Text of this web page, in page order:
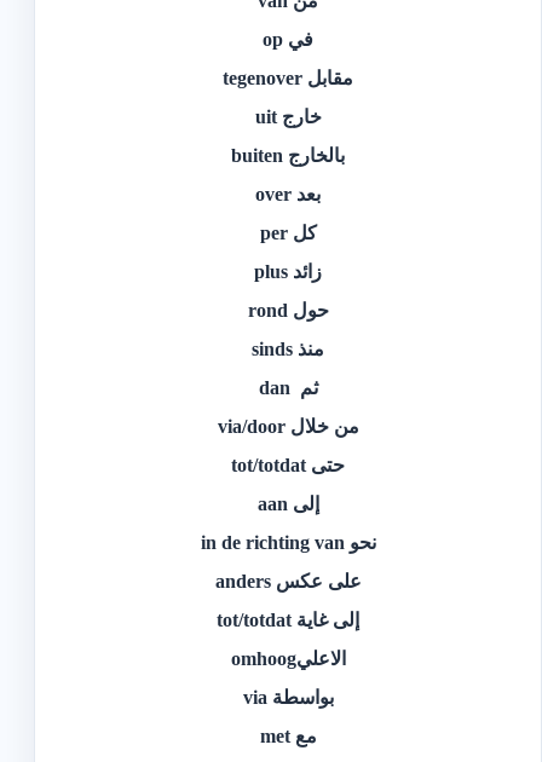
في op
مقابل tegenover
خارج uit
بالخارج buiten
بعد over
كل per
زائد plus
حول rond
منذ sinds
ثم dan
من خلال via/door
حتى tot/totdat
إلى aan
نحو in de richting van
على عكس anders
إلى غاية tot/totdat
الاعليomhoog
بواسطة via
مع met